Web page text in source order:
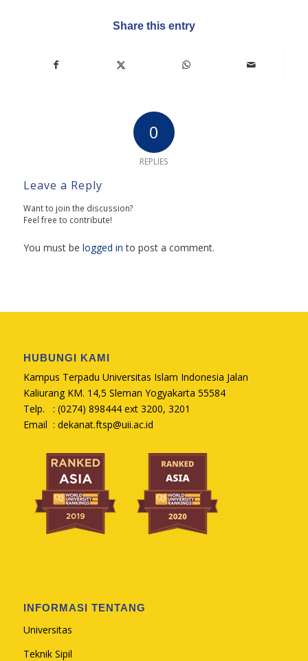
Share this entry
0
REPLIES
Leave a Reply
Want to join the discussion?
Feel free to contribute!
You must be logged in to post a comment.
HUBUNGI KAMI
Kampus Terpadu Universitas Islam Indonesia Jalan
Kaliurang KM. 14,5 Sleman Yogyakarta 55584
Telp. : (0274) 898444 ext 3200, 3201
Email : dekanat.ftsp@uii.ac.id
INFORMASI TENTANG
Universitas
Teknik Sipil